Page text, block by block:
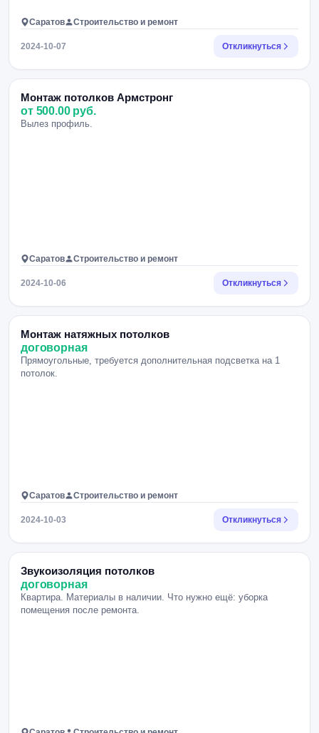
Саратов Строительство и ремонт
2024-10-07 Откликнуться
Монтаж потолков Армстронг
от 500.00 руб.
Вылез профиль.
Саратов Строительство и ремонт
2024-10-06 Откликнуться
Монтаж натяжных потолков
договорная
Прямоугольные, требуется дополнительная подсветка на 1
потолок.
Саратов Строительство и ремонт
2024-10-03 Откликнуться
Звукоизоляция потолков
договорная
Квартира. Материалы в наличии. Что нужно ещё: уборка
помещения после ремонта.